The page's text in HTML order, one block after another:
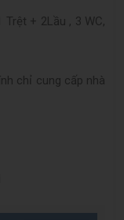
Trệt + 2Lầu , 3 WC,
chỉ cung cấp nhà